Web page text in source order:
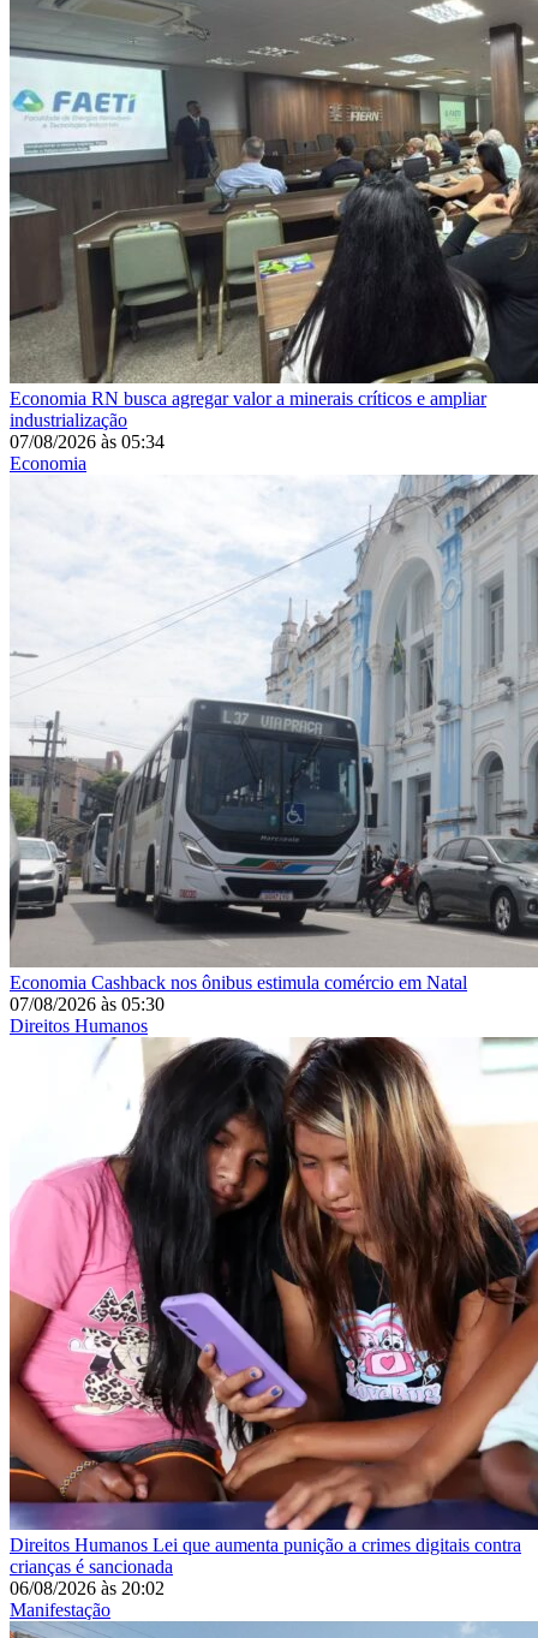
Economia RN busca agregar valor a minerais críticos e ampliar
industrialização
07/08/2026 às 05:34
Economia
Economia Cashback nos ônibus estimula comércio em Natal
07/08/2026 às 05:30
Direitos Humanos
Direitos Humanos Lei que aumenta punição a crimes digitais contra
crianças é sancionada
06/08/2026 às 20:02
Manifestação